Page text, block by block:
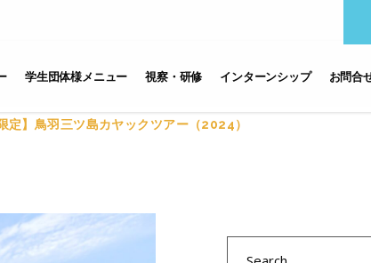
学生団体様メニュー 視察・研修 インターンシップ お問合
定】鳥羽三ツ島カヤックツアー（2024）